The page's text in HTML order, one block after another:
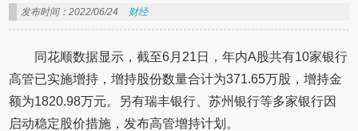
发布时间：2022/06/24 财经
同花顺数据显示，截至6月21日，年内A股共有10家银行
高管已实施增持，增持股份数量合计为371.65万股，增持金
额为1820.98万元。另有瑞丰银行、苏州银行等多家银行因
启动稳定股价措施，发布高管增持计划。